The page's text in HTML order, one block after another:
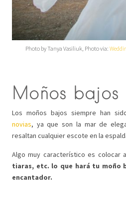
Photo by Tanya Vasiliuk, Photo via:
Moños bajos
Los moños bajos siempre han
novias, ya que son la mar de
resaltan cualquier escote en la
Algo muy característico es colocar
tiaras, etc. lo que hará tu moño
encantador.